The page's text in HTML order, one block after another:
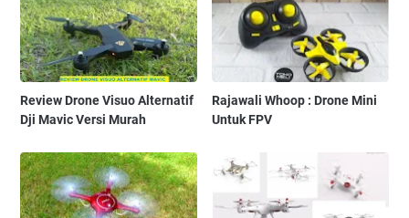
Review Drone Visuo Alternatif
Dji Mavic Versi Murah
Rajawali Whoop : Drone Mini
Untuk FPV